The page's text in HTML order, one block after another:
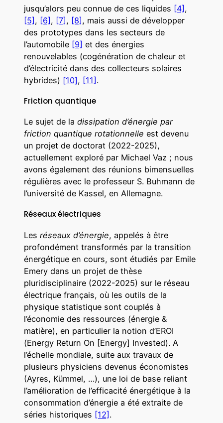
jusqu’alors peu connue de ces liquides [4],
[5], [6], [7], [8], mais aussi de développer
des prototypes dans les secteurs de
l’automobile [9] et des énergies
renouvelables (cogénération de chaleur et
d’électricité dans des collecteurs solaires
hybrides) [10], [11].
Friction quantique
Le sujet de la dissipation d’énergie par
friction quantique rotationnelle est devenu
un projet de doctorat (2022-2025),
actuellement exploré par Michael Vaz ; nous
avons également des réunions bimensuelles
régulières avec le professeur S. Buhmann de
l’université de Kassel, en Allemagne.
Réseaux électriques
Les réseaux d’énergie, appelés à être
profondément transformés par la transition
énergétique en cours, sont étudiés par Emile
Emery dans un projet de thèse
pluridisciplinaire (2022-2025) sur le réseau
électrique français, où les outils de la
physique statistique sont couplés à
l’économie des ressources (énergie &
matière), en particulier la notion d’EROI
(Energy Return On [Energy] Invested). A
l’échelle mondiale, suite aux travaux de
plusieurs physiciens devenus économistes
(Ayres, Kümmel, …), une loi de base reliant
l’amélioration de l’efficacité énergétique à la
consommation d’énergie a été extraite de
séries historiques [12] .